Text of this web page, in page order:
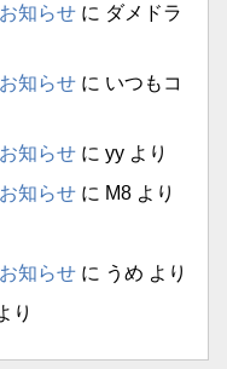
知らせ に ダメドラ
知らせ に いつもコ
知らせ に yy より
知らせ に M8 より
知らせ に うめ より
り